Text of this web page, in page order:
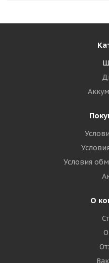
Условия
О